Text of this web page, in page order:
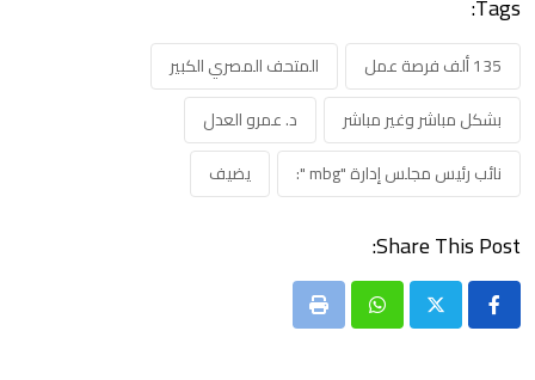
135 ألف فرصة عمل
المتحف المصري الكبير
بشكل مباشر وغير مباشر
د. عمرو العدل
نائب رئيس مجلس إدارة "mbg ":
يضيف
Share This Post:
Whatsapp
Print